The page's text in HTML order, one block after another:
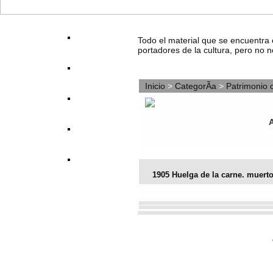
Todo el material que se
portadores de la cultura, pero no
Inicio > CategorÃ­a > Patrimonio
1905 Huelga de la carne.